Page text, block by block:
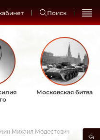
Поиск
Московская битва
Михаил Модестович